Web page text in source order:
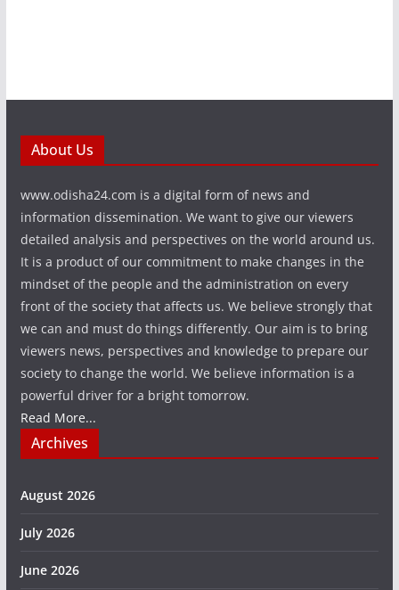
About Us
www.odisha24.com is a digital form of news and
information dissemination. We want to give our viewers
detailed analysis and perspectives on the world around us.
It is a product of our commitment to make changes in the
mindset of the people and the administration on every
front of the society that affects us. We believe strongly that
we can and must do things differently. Our aim is to bring
viewers news, perspectives and knowledge to prepare our
society to change the world. We believe information is a
powerful driver for a bright tomorrow.
Read More...
Archives
August 2026
July 2026
June 2026